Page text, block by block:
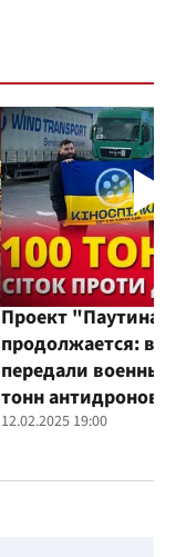
Проект "Паутина"
продолжается:
передали
тонн
12.02.2025 19:00